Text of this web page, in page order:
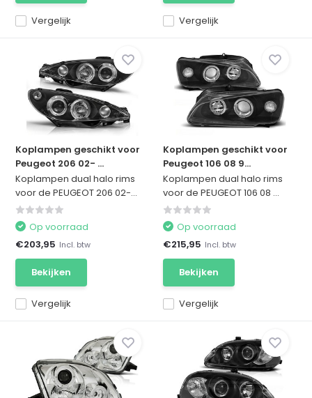
Vergelijk Vergelijk
Koplampen geschikt voor
Peugeot 206 02- ...
Koplampen dual halo rims
voor de PEUGEOT 206 02-...
Vergelijk
Op voorraad
€203,95 Incl. btw
Bekijken
Koplampen geschikt voor
Peugeot 106 08 9...
Koplampen dual halo rims
voor de PEUGEOT 106 08 ...
Vergelijk
Op voorraad
€215,95 Incl. btw
Bekijken